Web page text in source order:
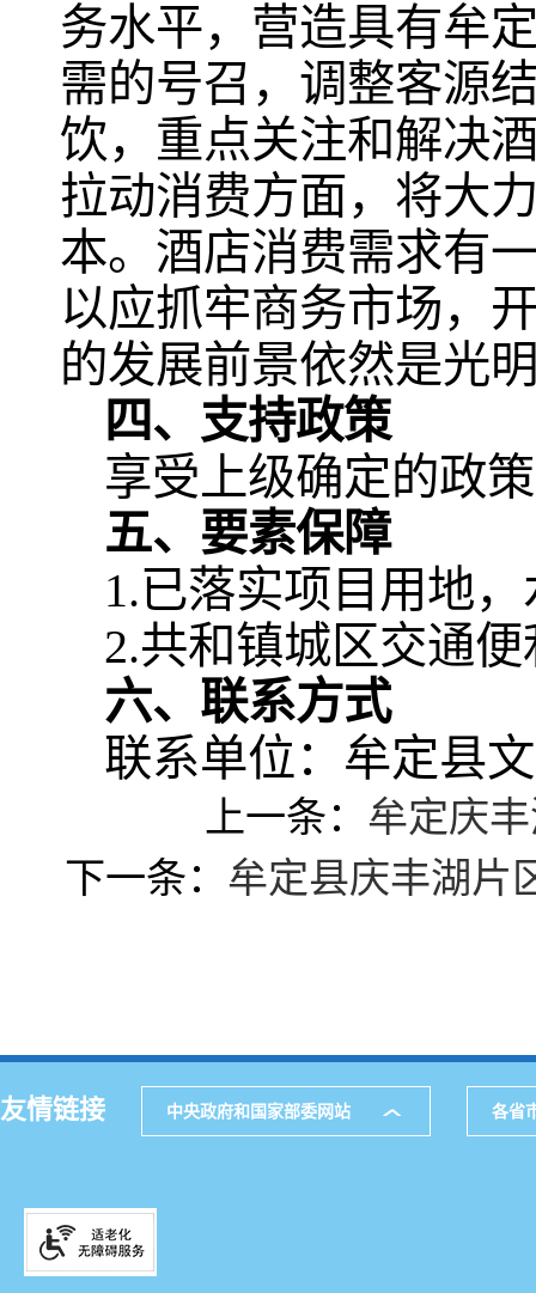
务水平，营造具有牟
需的号召，调整客源
饮，重点关注和解决
拉动消费方面，将大
本。酒店消费需求有
以应抓牢商务市场，
的发展前景依然是光
四、支持政策
享受上级确定的政
五、要素保障
1.已落实项目用地
2.共和镇城区交通
六、联系方式
联系单位：牟定县
上一条： 牟定庆
下一条： 牟定县庆丰湖片
友情链接 中央政府和国家部委网站 各省